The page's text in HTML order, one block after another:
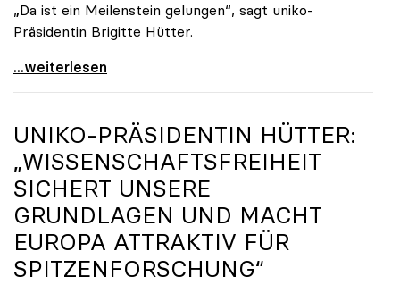
„Da ist ein Meilenstein gelungen“, sagt uniko-
Präsidentin Brigitte Hütter.
Universitäten wappnen sich gegen zunehmende Gefahr
...weiterlesen
UNIKO-PRÄSIDENTIN HÜTTER:
„WISSENSCHAFTSFREIHEIT
SICHERT UNSERE
GRUNDLAGEN UND MACHT
EUROPA ATTRAKTIV FÜR
SPITZENFORSCHUNG“